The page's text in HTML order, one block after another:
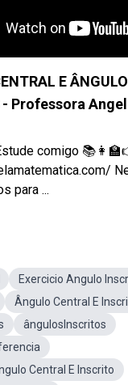
E
- Professora
comigo
para ...
Exercicio Angulo
Ângulo Central E
ângulosInscritos
Central E Inscrito